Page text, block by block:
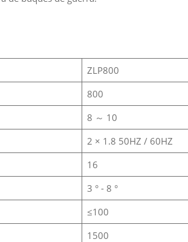
ZLP800
800
8 ～ 10
2 × 1.8 50HZ / 60HZ
16
3 ° - 8 °
≤100
1500